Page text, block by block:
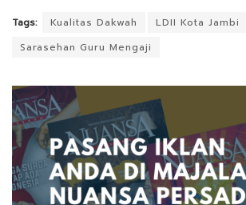
Tags: Kualitas Dakwah
LDII Kota Jambi
Sarasehan Guru Mengaji